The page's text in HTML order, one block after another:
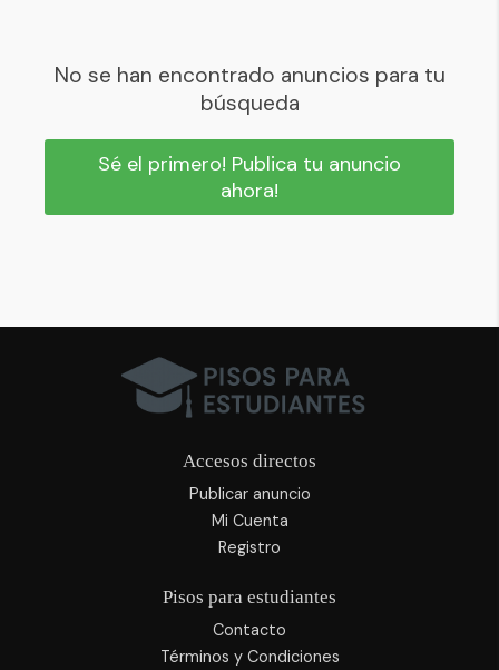
No se han encontrado anuncios para tu
búsqueda
Sé el primero! Publica tu anuncio
ahora!
Accesos directos
Publicar anuncio
Mi Cuenta
Registro
Pisos para estudiantes
Contacto
Términos y Condiciones